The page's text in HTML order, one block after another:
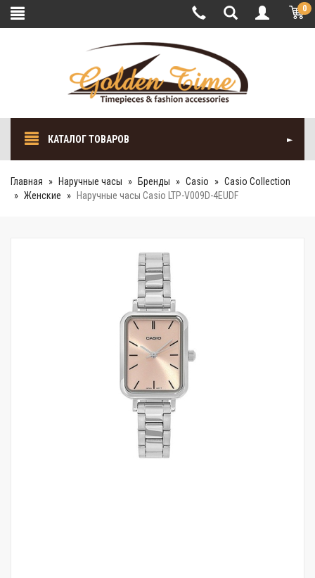
0
КАТАЛОГ ТОВАРОВ
Главная Наручные часы Бренды Casio
Casio Collection
Женские
Наручные часы Casio LTP-V009D-4EUDF